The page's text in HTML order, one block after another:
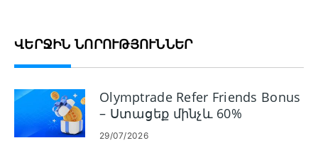
ՎԵՐՋԻՆ ՆՈՐՈՒԹՅՈՒՆՆԵՐ
Olymptrade Refer Friends Bonus
– Ստացեք մինչև 60%
միջնորդավճար ուղեգրերի
համար
29/07/2026